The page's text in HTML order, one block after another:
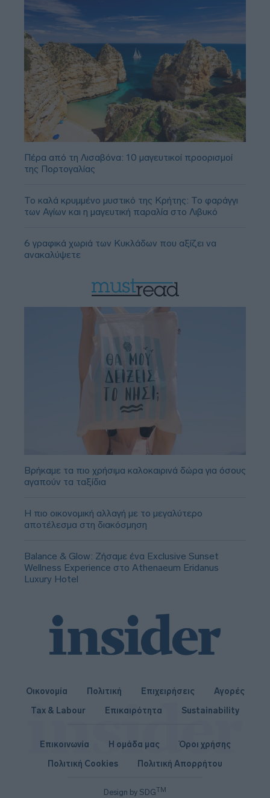
Πέρα από τη Λισαβόνα: 10 μαγευτικοί προορισμοί
της Πορτογαλίας
Το καλά κρυμμένο μυστικό της Κρήτης: Το φαράγγι
των Αγίων και η μαγευτική παραλία στο Λιβυκό
6 γραφικά χωριά των Κυκλάδων που αξίζει να
ανακαλύψετε
Βρήκαμε τα πιο χρήσιμα καλοκαιρινά δώρα για όσους
αγαπούν τα ταξίδια
Η πιο οικονομική αλλαγή με το μεγαλύτερο
αποτέλεσμα στη διακόσμηση
Balance & Glow: Ζήσαμε ένα Exclusive Sunset
Wellness Experience στο Athenaeum Eridanus
Luxury Hotel
Οικονομία Πολιτική Επιχειρήσεις
Αγορές
Tax & Labour
Επικαιρότητα Sustainability
Design by SDGTM
Επικοινωνία Η ομάδα μας
Όροι χρήσης
Πολιτική Cookies
Πολιτική Απορρήτου